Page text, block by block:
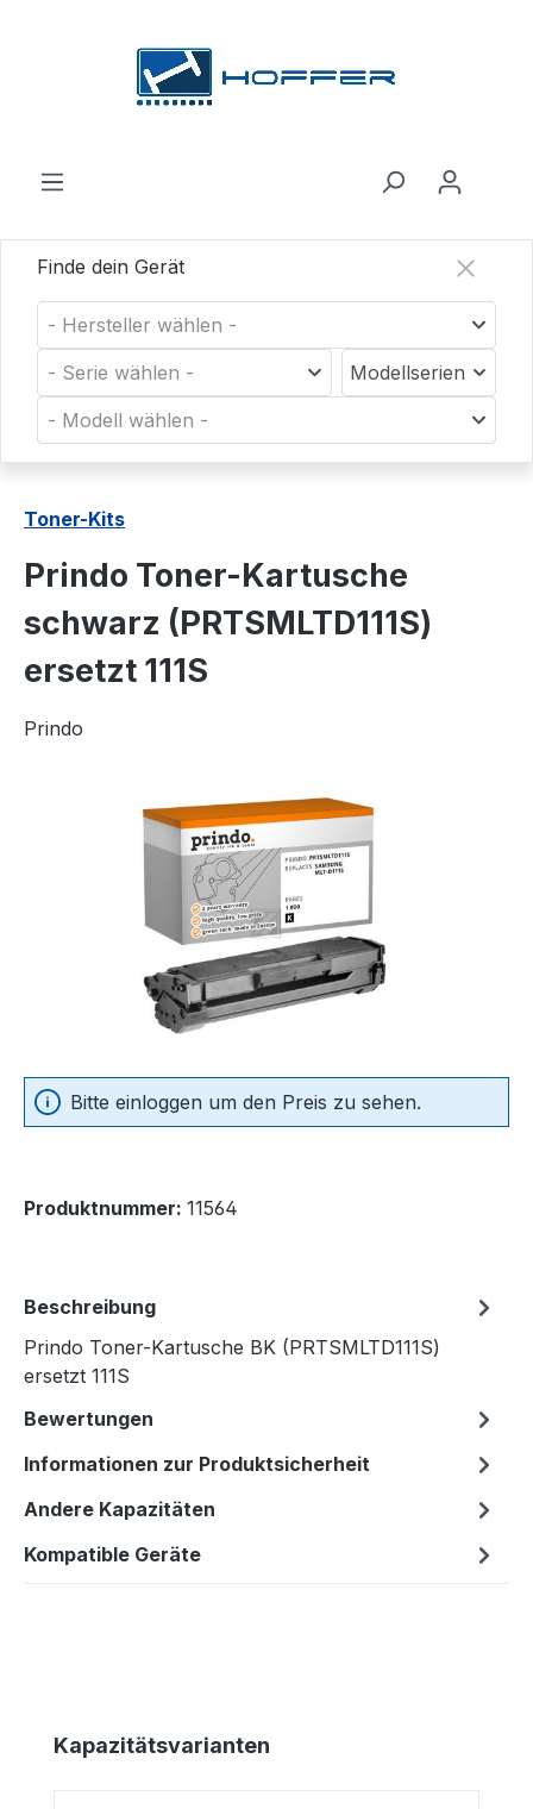
Finde dein Gerät
- Hersteller wählen -
- Serie wählen -
Modellserien
- Modell wählen -
Toner-Kits
Prindo Toner-Kartusche
schwarz (PRTSMLTD111S)
ersetzt 111S
Prindo
Bildergalerie überspringen
Bitte einloggen um den Preis zu sehen.
Produktnummer: 11564
Beschreibung
Prindo Toner-Kartusche BK (PRTSMLTD111S)
ersetzt 111S
Bewertungen
Informationen zur Produktsicherheit
Andere Kapazitäten
Kompatible Geräte
Produktgalerie überspringen
Kapazitätsvarianten